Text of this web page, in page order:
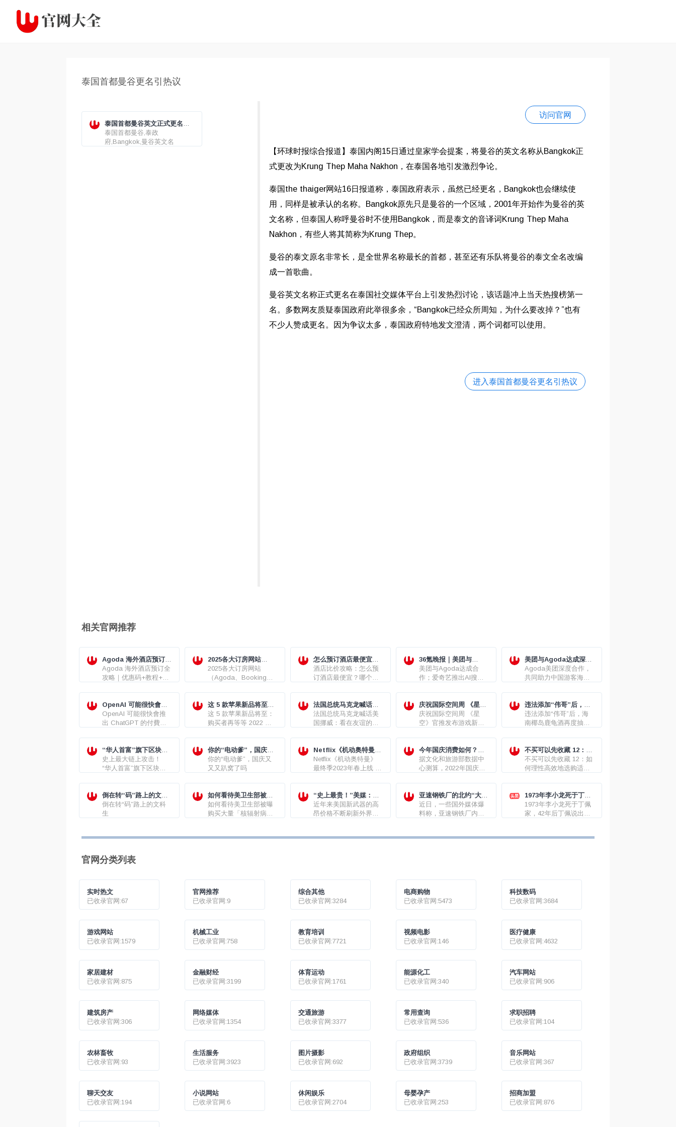
泰国首都曼谷更名引热议
泰国首都曼谷英文正式更名引
热议，泰政府：“Bangkok”也
可使用
泰国首都曼谷,泰政
府,Bangkok,曼谷英文名
访问官网
【环球时报综合报道】泰国内阁15日通过皇家学会提案，将曼谷的英文名称从Bangkok正
式更改为Krung Thep Maha Nakhon，在泰国各地引发激烈争论。
泰国the thaiger网站16日报道称，泰国政府表示，虽然已经更名，Bangkok也会继续使
用，同样是被承认的名称。Bangkok原先只是曼谷的一个区域，2001年开始作为曼谷的英
文名称，但泰国人称呼曼谷时不使用Bangkok，而是泰文的音译词Krung Thep Maha
Nakhon，有些人将其简称为Krung Thep。
曼谷的泰文原名非常长，是全世界名称最长的首都，甚至还有乐队将曼谷的泰文全名改编
成一首歌曲。
曼谷英文名称正式更名在泰国社交媒体平台上引发热烈讨论，该话题冲上当天热搜榜第一
名。多数网友质疑泰国政府此举很多余，“Bangkok已经众所周知，为什么要改掉？”也有
不少人赞成更名。因为争议太多，泰国政府特地发文澄清，两个词都可以使用。
进入泰国首都曼谷更名引热议
相关官网推荐
Agoda 海外酒店预订全
攻略｜优惠码+教程+避
坑
Agoda 海外酒店预订全
攻略｜优惠码+教程+避
2025各大订房网站
（Agoda、Booking、
Hotels、Expedia）最
2025各大订房网站
（Agoda、Booking、
怎么预订酒店最便宜？
哪个平台（App/网站）
订酒店最划算？
酒店比价攻略：怎么预
订酒店最便宜？哪个平
36氪晚报｜美团与
Agoda达成合作
美团与Agoda达成合
作；爱奇艺推出AI搜
已投入10亿美元
美团与Agoda达成深度
合作，共助出境游“又好
又省”
Agoda美团深度合作，
共同助力中国游客海外
OpenAI 可能很快會推
出 ChatGPT 的付費版
本
OpenAI 可能很快會推
出 ChatGPT 的付費版
这 5 款苹果新品将至：
购买者再等等
这 5 款苹果新品将至：
购买者再等等 2022 款
MacBook Pro...
法国总统马克龙喊话美
国挪威：看在友谊的份
上，不能让欧洲付4倍的
法国总统马克龙喊话美
国挪威：看在友谊的份
庆祝国际空间周 《星
空》官推发布游戏新艺
术图
庆祝国际空间周 《星
空》官推发布游戏新艺
违法添加“伟哥”后，海
南椰岛鹿龟酒再度抽检
不合格
违法添加“伟哥”后，海
南椰岛鹿龟酒再度抽检
“华人首富”旗下区块链
币安链项目遭窃，案值
8.5 亿美元
史上最大链上攻击！
“华人首富”旗下区块链
你的“电动爹”，国庆又
又又趴窝了吗
你的“电动爹”，国庆又
又又趴窝了吗
Netflix《机动奥特曼》
最终季2023年春上线 作
者亲绘海报公开
Netflix《机动奥特曼》
最终季2023年春上线 作
今年国庆消费如何？成
绩单来了
据文化和旅游部数据中
心测算，2022年国庆节
国内旅游收入2872.1亿
元。
不买可以先收藏 12：如
何理性高效地选购适合
自己的二手房
不买可以先收藏 12：如
何理性高效地选购适合
倒在转“码”路上的文科
生
倒在转“码”路上的文科
生
如何看待美卫生部被曝
购买大量「核辐射病」
药物
如何看待美卫生部被曝
购买大量「核辐射病」
“史上最贵！”美媒：美
国空军第六代战斗机每
架将耗资“数亿美元”
近年来美国新武器的高
昂价格不断刷新外界三
战斗机的报价感到目瞪
亚速钢铁厂的北约“大
鱼”快要浮出水面?
近日，一些国外媒体爆
料称，亚速钢铁厂内的
时被俄方抓获，但截至
报道，马里乌波尔市长
称与亚速钢铁厂内乌军
1973年李小龙死于丁佩
家之谜
1973年李小龙死于丁佩
家，42年后丁佩说出经
官网分类列表
实时热文
已收录官网:67
官网推荐
已收录官网:9
综合其他
已收录官网:3284
电商购物
已收录官网:5473
科技数码
已收录官网:3684
游戏网站
已收录官网:1579
机械工业
已收录官网:758
教育培训
已收录官网:7721
视频电影
已收录官网:146
医疗健康
已收录官网:4632
家居建材
已收录官网:875
金融财经
已收录官网:3199
体育运动
已收录官网:1761
能源化工
已收录官网:340
汽车网站
已收录官网:906
建筑房产
已收录官网:306
网络媒体
已收录官网:1354
交通旅游
已收录官网:3377
常用查询
已收录官网:536
求职招聘
已收录官网:104
农林畜牧
已收录官网:93
生活服务
已收录官网:3923
图片摄影
已收录官网:692
政府组织
已收录官网:3739
音乐网站
已收录官网:367
聊天交友
已收录官网:194
小说网站
已收录官网:6
休闲娱乐
已收录官网:2704
母婴孕产
已收录官网:253
招商加盟
已收录官网:876